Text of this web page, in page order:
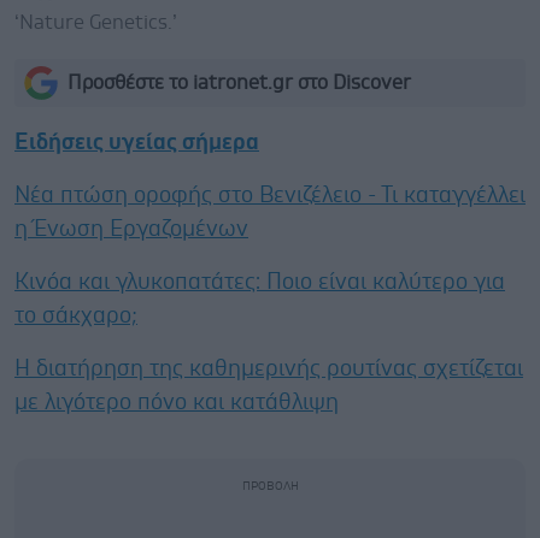
‘Nature Genetics.’
Προσθέστε το iatronet.gr στο Discover
Ειδήσεις υγείας σήμερα
Νέα πτώση οροφής στο Βενιζέλειο - Τι καταγγέλλει
η Ένωση Εργαζομένων
Κινόα και γλυκοπατάτες: Ποιο είναι καλύτερο για
το σάκχαρο;
Η διατήρηση της καθημερινής ρουτίνας σχετίζεται
με λιγότερο πόνο και κατάθλιψη